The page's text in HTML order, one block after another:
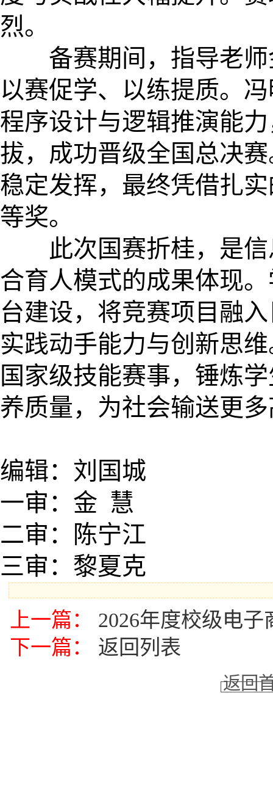
烈。
备赛期间，指导老师
以赛促学、以练提质。
程序设计与逻辑推演能
拔，成功晋级全国总决
稳定发挥，最终凭借扎
等奖。
此次国赛折桂，是信
合育人模式的成果体现
台建设，将竞赛项目融
实践动手能力与创新思
国家级技能赛事，锤炼
养质量，为社会输送更
编辑：刘国城
一审：金 慧
二审：陈宁江
三审：黎夏克
上一篇：
2026年度校级电
下一篇：
返回列表
返回